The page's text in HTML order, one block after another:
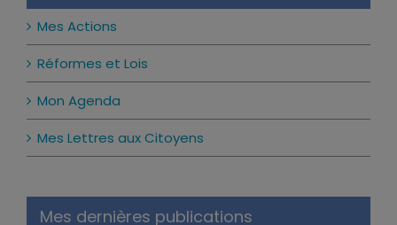
Mes Actions
Réformes et Lois
Mon Agenda
Mes Lettres aux Citoyens
Mes dernières publications